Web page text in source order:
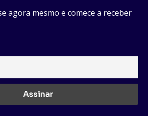
agora mesmo e comece a receber